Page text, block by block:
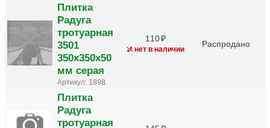
Плитка
Радуга
тротуарная
3501
350х350х50
мм серая
Артикул: 1898
110
нет в наличии
Распродано
Плитка
Радуга
тротуарная